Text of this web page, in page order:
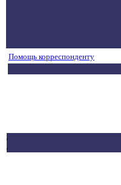
Помощь корреспонденту